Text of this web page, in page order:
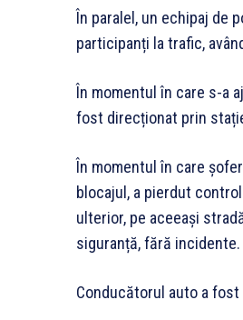
În paralel, un echipaj de
participanți la trafic,
În momentul în care s-a
fost direcționat prin
În momentul în care
blocajul, a pierdut
ulterior, pe aceeași
siguranță, fără incidente.
Conducătorul auto a